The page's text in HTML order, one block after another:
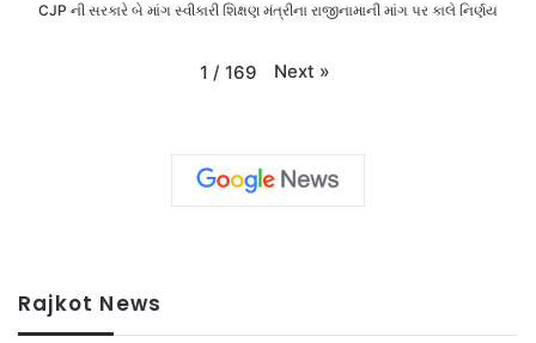
CJP ની સરકારે બે માંગ સ્વીકારી શિક્ષણ મંત્રીના રાજીનામાની માંગ પર કાલે નિર્ણય
1 / 169 Next »
Rajkot News